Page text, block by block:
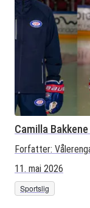
Camilla
Forfatter:
11. mai 2026
Sportslig